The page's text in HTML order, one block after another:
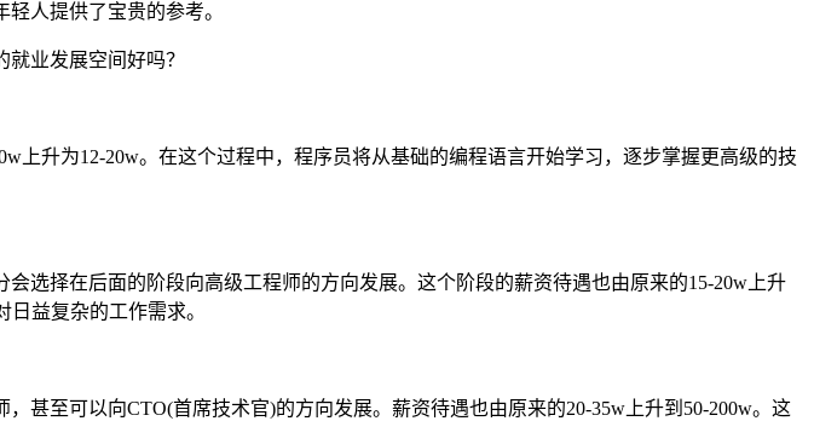
人提供了宝贵的参考。
升为12-20w。在这个过程中，程序员将从基础的编程语言开始学习，逐步掌握更高级的技
选择在后面的阶段向高级工程师的方向发展。这个阶段的薪资待遇也由原来的15-20w上升
益复杂的工作需求。
甚至可以向CTO(首席技术官)的方向发展。薪资待遇也由原来的20-35w上升到50-200w。这